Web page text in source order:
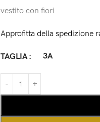
vestito con fiori
Approfitta della spedizione
TAGLIA 3A